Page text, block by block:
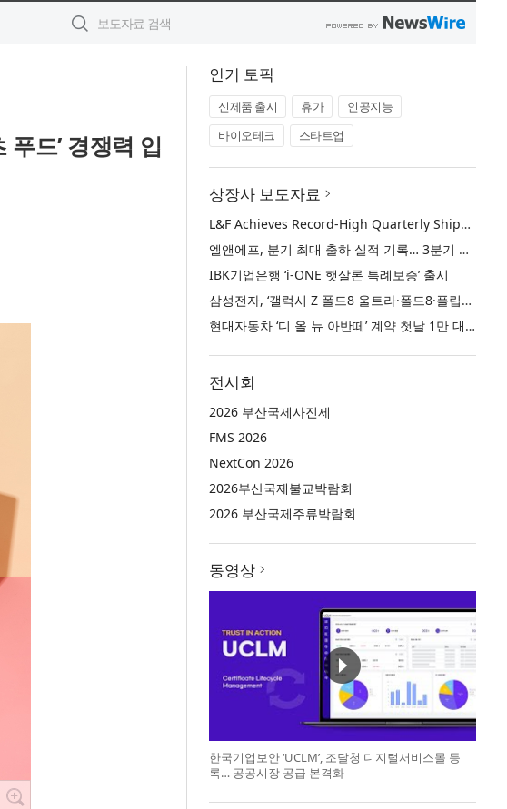
드’ 경쟁력 입
인기 토픽
신제품 출시 휴가
인공지능
바이오테크
스타트업
상장사 보도자료
L&F Achieves Record-High Quarterly Shipments, Begins LFP Supply for North American ESS in Q3 Advancing its Two-Track NCM and LFP Growth Strategy
엘앤에프, 분기 최대 출하 실적 기록… 3분기 북미 ESS향 LFP 공급 착수 NCM+LFP ‘2-Track’ 성장 전략 실현
IBK기업은행 ‘i-ONE 햇살론 특례보증’ 출시
삼성전자, ‘갤럭시 Z 폴드8 울트라·폴드8·플립8’과 ‘갤럭시 워치 울트라2·워치9’ 국내 공식 출시
현대자동차 ‘디 올 뉴 아반떼’ 계약 첫날 1만 대 돌파
전시회
2026 부산국제사진제
FMS 2026
NextCon 2026
2026부산국제불교박람회
2026 부산국제주류박람회
동영상
한국기업보안 ‘UCLM’, 조달청 디지털서비스몰 등
록… 공공시장 공급 본격화